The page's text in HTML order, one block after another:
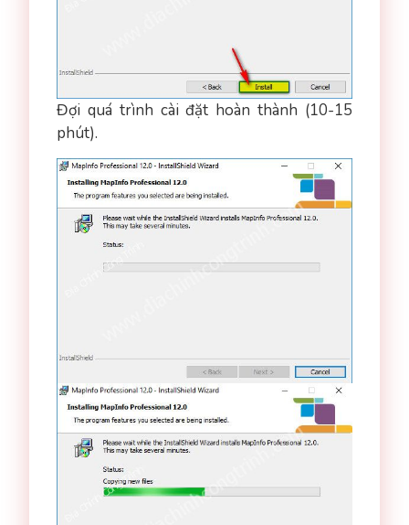
Đợi quá trình cài đặt hoàn thành (10-15
phút).